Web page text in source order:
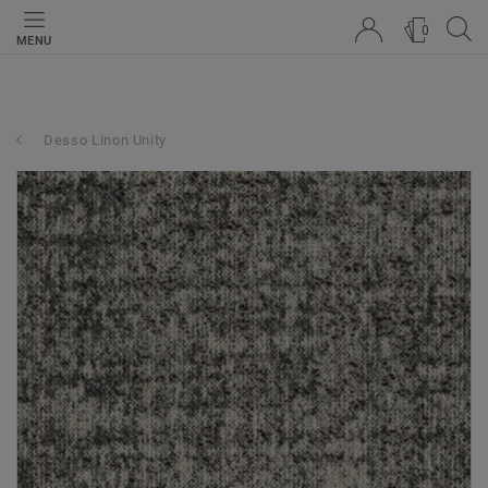
MENU
0
Desso Linon Unity